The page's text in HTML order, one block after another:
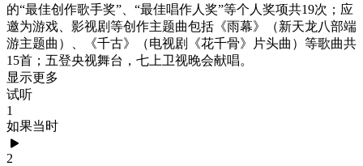
的“最佳创作歌手奖”、“最佳唱作人奖”等个人奖项共19次；应
邀为游戏、影视剧等创作主题曲包括《雨幕》（新天龙八部端
游主题曲）、《千古》（电视剧《花千骨》片头曲）等歌曲共
15首；五登央视舞台，七上卫视晚会献唱。
显示更多
试听
1
如果当时
2